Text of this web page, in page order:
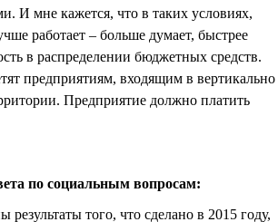
И мне кажется, что в таких условиях,
работает – больше думает, быстрее
в распределении бюджетных средств.
предприятиям, входящим в вертикально
Предприятие должно платить
по социальным вопросам:
того, что сделано в 2015 году,